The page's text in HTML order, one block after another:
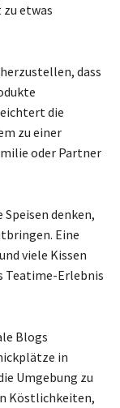
zu etwas
dass
die
zu einer
oder Partner
Speisen denken,
Eine
viele Kissen
Teatime-Erlebnis
Blogs
in
Umgebung zu
Köstlichkeiten,